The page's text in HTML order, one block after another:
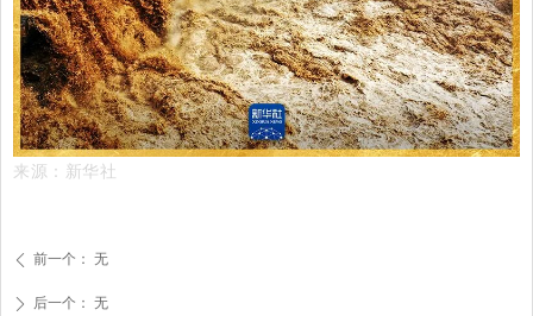
来源：新华社
ꄴ 前一个： 无
ꄲ 后一个： 无